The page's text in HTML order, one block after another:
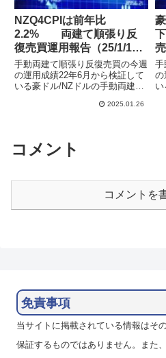
NZQ4CPIは前年比
2.2% 両建て順張り反
復売買運用報告（25/1/19
週）
手動両建て順張り反復売買の今週
の運用成績22年6月から検証して
いる豪ドル/NZドルの手動両建て
しています。元本50万円をリピ
文と決済を繰り返すことで、...
2025.01.26
手
の
コメント
コメントを
免責事項
当サイトに掲載されている情報はそ
保証するものではありません。また